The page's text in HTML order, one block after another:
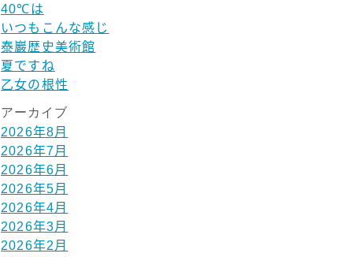
40℃は
いつもこんな感じ
泰巖歴史美術館
夏ですね
乙女の根性
アーカイブ
2026年8月
2026年7月
2026年6月
2026年5月
2026年4月
2026年3月
2026年2月